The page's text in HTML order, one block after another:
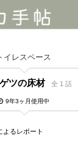
イレスペース
ツの床材 全 1 話
9年3ヶ月使用中
よるレポート